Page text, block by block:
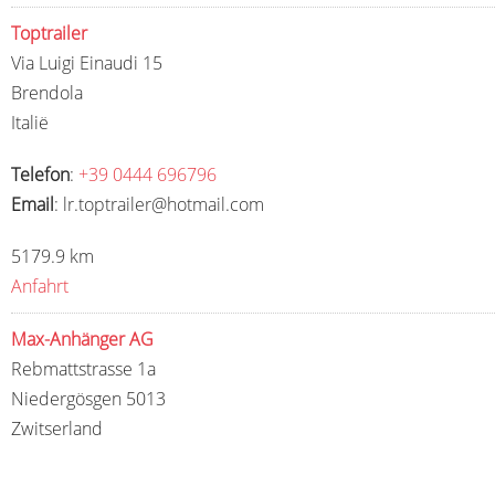
Toptrailer
Via Luigi Einaudi 15
Brendola
Italië
Telefon: +39 0444 696796
Email: lr.toptrailer@hotmail.com
5179.9 km
Anfahrt
Max-Anhänger AG
Rebmattstrasse 1a
Niedergösgen 5013
Zwitserland